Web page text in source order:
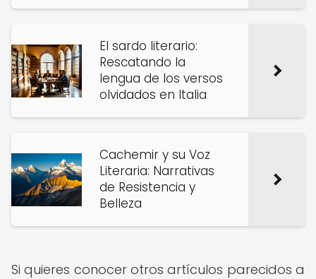
El sardo literario:
Rescatando la
lengua de los versos
olvidados en Italia
Cachemir y su Voz
Literaria: Narrativas
de Resistencia y
Belleza
Si quieres conocer otros artículos parecidos a